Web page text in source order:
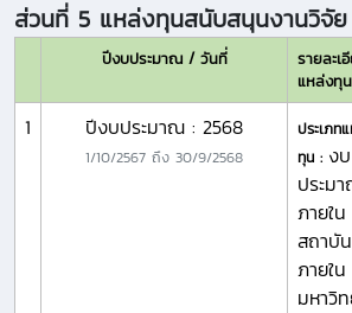
ส่วนที่ 5 แหล่งทุนสนับสนุนงานวิจัย
ปีงบประมาณ / วันที่
รายละเ
แหล่งทุน
1 ปีงบประมาณ : 2568
1/10/2567 ถึง 30/9/2568
ประเภท
ทุน : งบ
ประม
ภายใน
สถาบั
ภายใน
มหาวิ